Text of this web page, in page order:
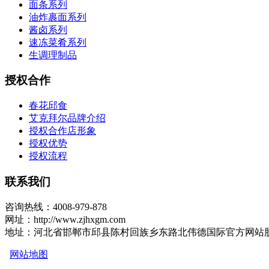
面条系列
油炸裹面系列
酱卤系列
速冻菜肴系列
生调理制品
授权合作
春花邱食
艾克拜尔品牌介绍
授权合作店形象
授权优势
授权流程
联系我们
咨询热线：4008-979-878
网址：http://www.zjhxgm.com
地址：河北省邯郸市邱县陈村回族乡东路北伟德国际官方网站
网站地图